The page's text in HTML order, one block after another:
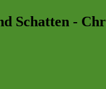
Schatten -